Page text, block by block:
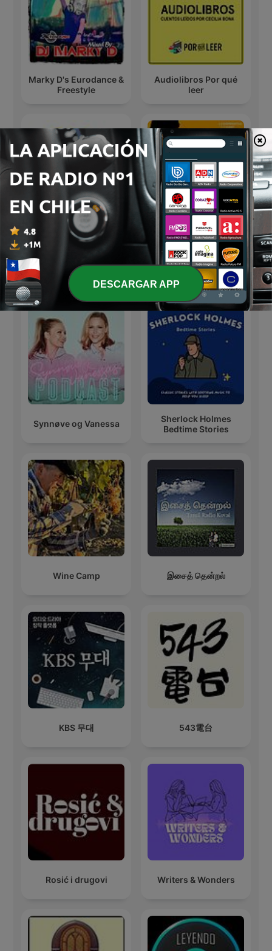
Marky D's Eurodance &
Freestyle
Audiolibros Por qué
leer
Roc Comedy Cast
El Contador de
Películas
Más podcasts internacionales de Arte
Synnøve og Vanessa
Sherlock Holmes
Bedtime Stories
Wine Camp இசைத் தென்றல்
KBS 무대 543電台
Rosić i drugovi Writers & Wonders
DESCARGAR APP